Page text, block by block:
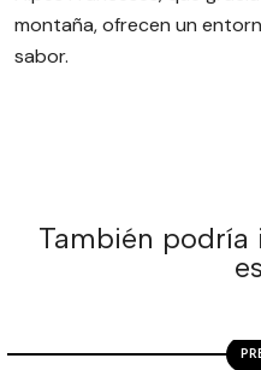
montaña, ofrecen un
sabor.
También podría